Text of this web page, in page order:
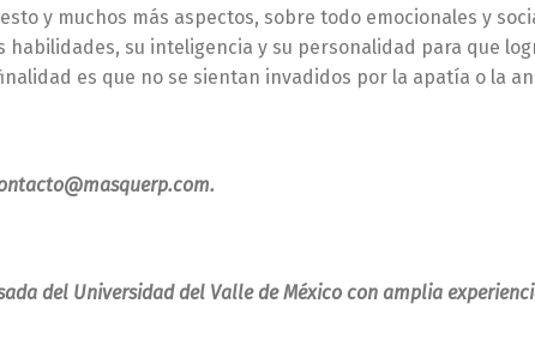
y muchos más aspectos, sobre todo emocionales y
habilidades, su inteligencia y su personalidad para que
es que no se sientan invadidos por la apatía o la
del Universidad del Valle de México con amplia